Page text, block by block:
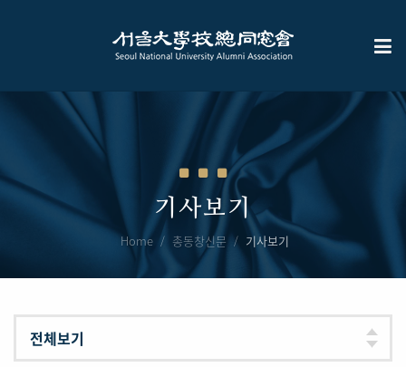
기사보기
Home 총동창신문 기사보기